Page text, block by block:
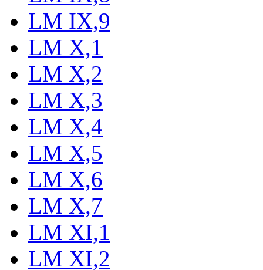
LM IX,9
LM X,1
LM X,2
LM X,3
LM X,4
LM X,5
LM X,6
LM X,7
LM XI,1
LM XI,2